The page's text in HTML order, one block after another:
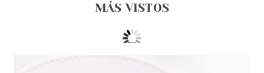
MÁS VISTOS